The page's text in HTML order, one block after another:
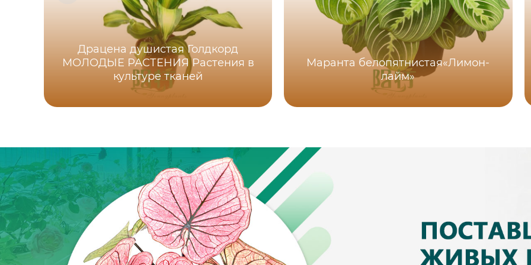
Драцена душистая Голдкорд
МОЛОДЫЕ РАСТЕНИЯ Растения в
культуре тканей
Маранта белопятнистая«Лимон-
лайм»